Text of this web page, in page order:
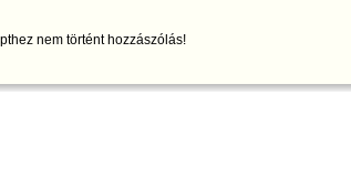
nem történt hozzászólás!